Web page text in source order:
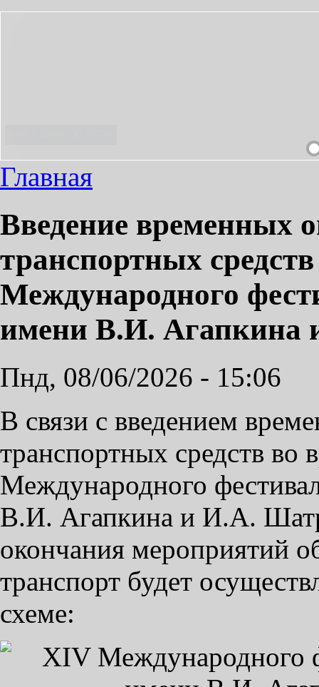
Главная
Введение временных
транспортных
Международного
имени В.И. Агапкина
Пнд, 08/06/2026 - 15:06
В связи с введением
транспортных средств во
Международного
В.И. Агапкина и И.А.
окончания мероприятий
транспорт будет
схеме: